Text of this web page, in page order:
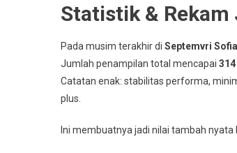
Statistik & Rekam
Pada musim terakhir di Septemvri
Jumlah penampilan total mencapai
Catatan enak: stabilitas performa,
plus.
Ini membuatnya jadi nilai tambah